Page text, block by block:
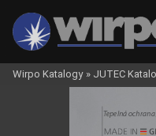
Tepelná ochrana
Wirpo Katalogy » JUTEC